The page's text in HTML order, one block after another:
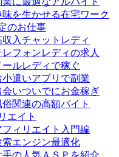
味を生かせる在宅ワーク
のお仕事
収入チャットレディ
レフォンレディの求人
ールレディで稼ぐ
小遣いアプリで副業
会いついでにお金稼ぎ
俗関連の高額バイト
エイト
フィリエイト入門編
索エンジン最適化
手の人気ＡＳＰを紹介